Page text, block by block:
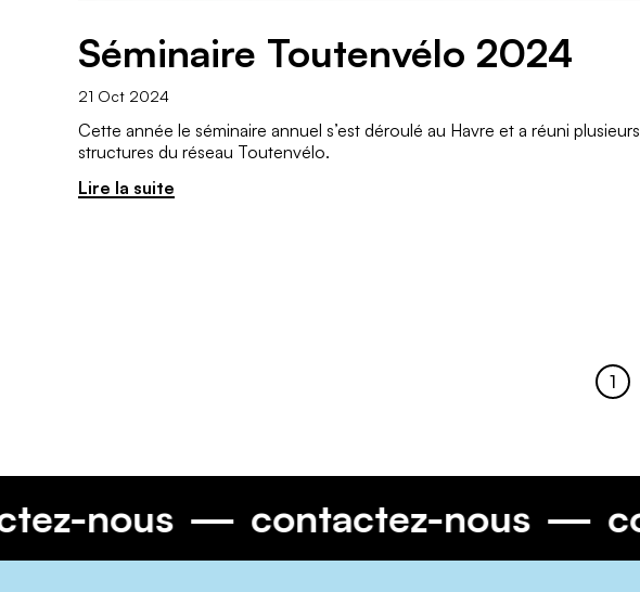
Séminaire Toutenvélo 2024
21 Oct 2024
Cette année le séminaire annuel s’est déroulé au Havre et a réuni plusieurs
structures du réseau Toutenvélo.
Lire la suite
Page
1
nous contactez-nous